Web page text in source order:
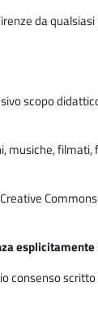
da
scopo
consenso